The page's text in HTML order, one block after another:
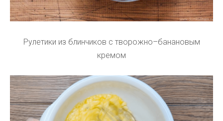
Рулетики из блинчиков с творожно–банановым
кремом